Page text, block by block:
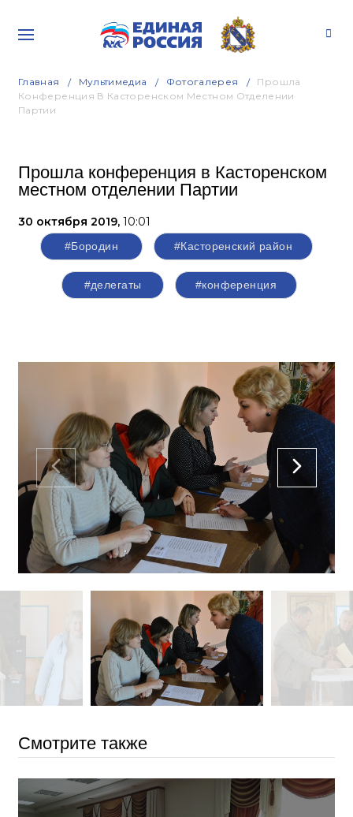
Главная Мультимедиа Фотогалерея
Прошла
Конференция В Касторенском Местном Отделении
Партии
Прошла конференция в Касторенском
местном отделении Партии
30 октября 2019, 10:01
#Бородин #Касторенский район
#делегаты #конференция
Смотрите также